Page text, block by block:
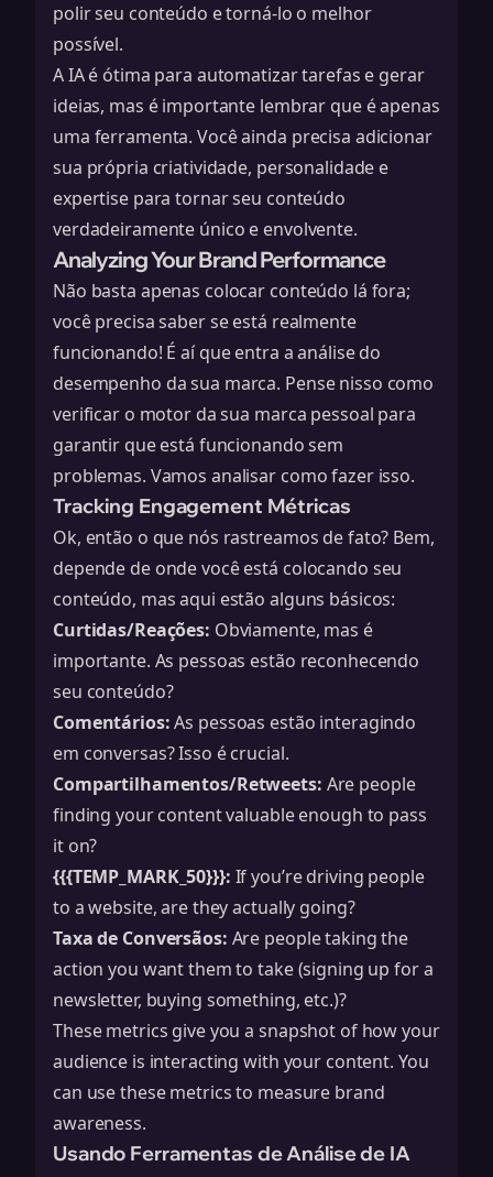
polir seu conteúdo e torná-lo o melhor
possível.
A IA é ótima para automatizar tarefas e gerar
ideias, mas é importante lembrar que é apenas
uma ferramenta. Você ainda precisa adicionar
sua própria criatividade, personalidade e
expertise para tornar seu conteúdo
verdadeiramente único e envolvente.
Analyzing Your Brand Performance
Não basta apenas colocar conteúdo lá fora;
você precisa saber se está realmente
funcionando! É aí que entra a análise do
desempenho da sua marca. Pense nisso como
verificar o motor da sua marca pessoal para
garantir que está funcionando sem
problemas. Vamos analisar como fazer isso.
Tracking Engagement Métricas
Ok, então o que nós rastreamos de fato? Bem,
depende de onde você está colocando seu
conteúdo, mas aqui estão alguns básicos:
Curtidas/Reações: Obviamente, mas é
importante. As pessoas estão reconhecendo
seu conteúdo?
Comentários:As pessoas estão interagindo
em conversas? Isso é crucial.
Compartilhamentos/Retweets: Are people
finding your content valuable enough to pass
it on?
{{{TEMP_MARK_50}}}: If you’re driving people
to a website, are they actually going?
Taxa de Conversãos: Are people taking the
action you want them to take (signing up for a
newsletter, buying something, etc.)?
These metrics give you a snapshot of how your
audience is interacting with your content. You
can use these metrics to measure brand
awareness.
Usando Ferramentas de Análise de IA